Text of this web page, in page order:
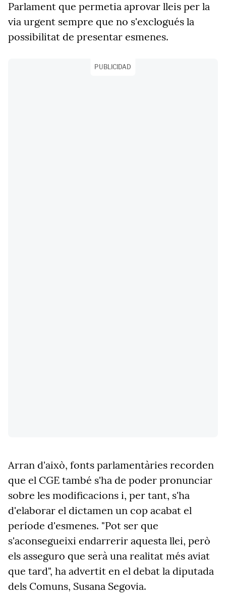
Parlament que permetia aprovar lleis per la
via urgent sempre que no s'exclogués la
possibilitat de presentar esmenes.
PUBLICIDAD
Arran d'això, fonts parlamentàries recorden
que el CGE també s'ha de poder pronunciar
sobre les modificacions i, per tant, s'ha
d'elaborar el dictamen un cop acabat el
període d'esmenes. "Pot ser que
s'aconsegueixi endarrerir aquesta llei, però
els asseguro que serà una realitat més aviat
que tard", ha advertit en el debat la diputada
dels Comuns, Susana Segovia.